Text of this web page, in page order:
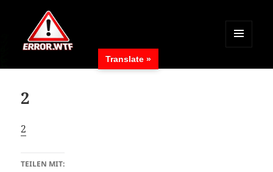
MENÜ
WIDGETS
2
2
TEILEN MIT:
Translate »